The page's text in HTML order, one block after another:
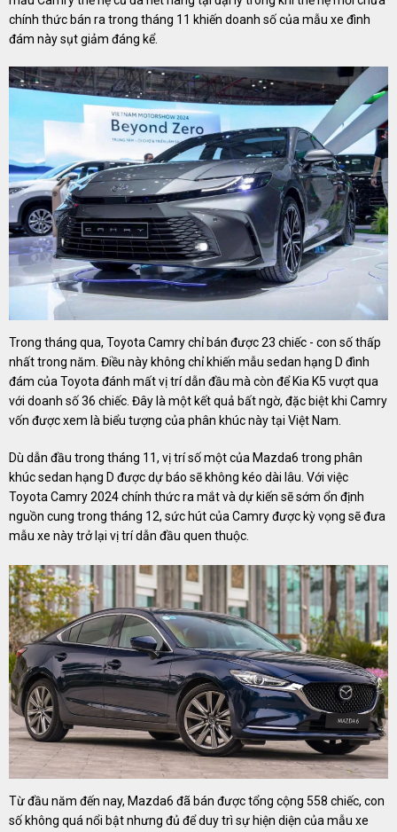
chính thức bán ra trong tháng 11 khiến doanh số của mẫu xe đình
đám này sụt giảm đáng kể.
Trong tháng qua, Toyota Camry chỉ bán được 23 chiếc - con số thấp
nhất trong năm. Điều này không chỉ khiến mẫu sedan hạng D đình
đám của Toyota đánh mất vị trí dẫn đầu mà còn để Kia K5 vượt qua
với doanh số 36 chiếc. Đây là một kết quả bất ngờ, đặc biệt khi Camry
vốn được xem là biểu tượng của phân khúc này tại Việt Nam.
Dù dẫn đầu trong tháng 11, vị trí số một của Mazda6 trong phân
khúc sedan hạng D được dự báo sẽ không kéo dài lâu. Với việc
Toyota Camry 2024 chính thức ra mắt và dự kiến sẽ sớm ổn định
nguồn cung trong tháng 12, sức hút của Camry được kỳ vọng sẽ đưa
mẫu xe này trở lại vị trí dẫn đầu quen thuộc.
Từ đầu năm đến nay, Mazda6 đã bán được tổng cộng 558 chiếc, con
số không quá nổi bật nhưng đủ để duy trì sự hiện diện của mẫu xe